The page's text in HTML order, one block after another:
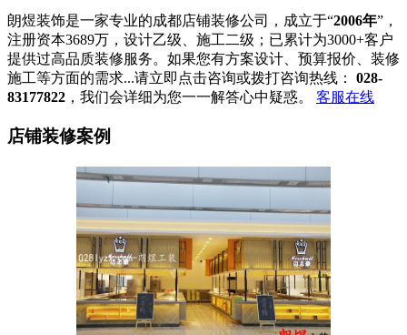
朗煜装饰是一家专业的成都店铺装修公司，成立于“2006年”，
注册资本3689万，设计乙级、施工二级；已累计为3000+客户
提供过高品质装修服务。如果您有方案设计、预算报价、装修
施工等方面的需求...请立即点击咨询或拨打咨询热线：
028-
83177822 ，我们会详细为您一一解答心中疑惑。 客服在线
店铺装修案例